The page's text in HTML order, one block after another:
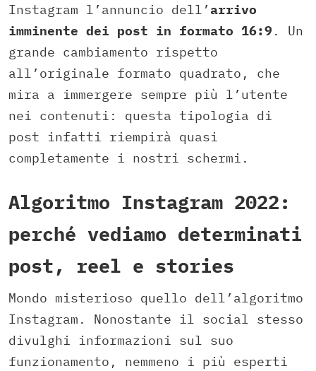
Instagram l’annuncio dell’ arrivo
imminente dei post in formato 16:9 . Un
grande cambiamento rispetto
all’originale formato quadrato, che
mira a immergere sempre più l’utente
nei contenuti: questa tipologia di
post infatti riempirà quasi
completamente i nostri schermi.
Algoritmo Instagram 2022:
perché vediamo determinati
post, reel e stories
Mondo misterioso quello dell’algoritmo
Instagram. Nonostante il social stesso
divulghi informazioni sul suo
funzionamento, nemmeno i più esperti